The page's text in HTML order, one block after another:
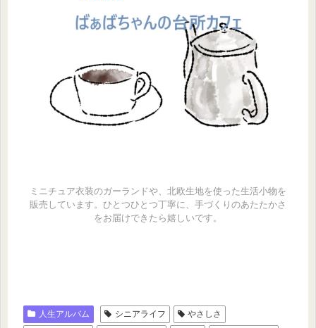
ミニチュア衣装のガーランドや、北欧生地を使った生活小物を
販売しています。ひとつひとつ丁寧に、手づくりのあたたかさ
をお届けできたら嬉しいです。
人生アルバム シニアライフ
やさしさ